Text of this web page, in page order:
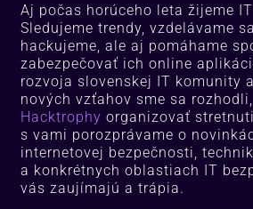
Aj počas horúceho leta žijeme
Sledujeme trendy, vzdelávame
hackujeme, ale aj pomáhame
zabezpečovať ich online
rozvoja slovenskej IT komunity
nových vzťahov sme sa
Hacktrophy organizovať
s vami porozprávame o
internetovej bezpečnosti,
a konkrétnych oblastiach IT
vás zaujímajú a trápia.